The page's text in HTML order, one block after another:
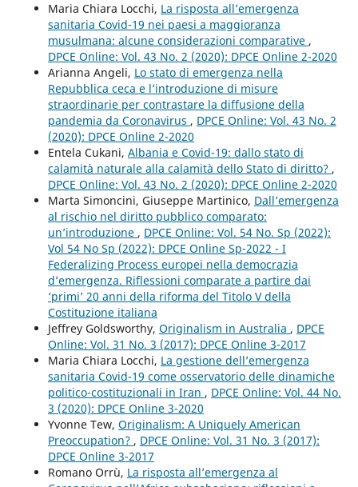
Maria Chiara Locchi, La risposta all’emergenza
sanitaria Covid-19 nei paesi a maggioranza
musulmana: alcune considerazioni comparative ,
DPCE Online: Vol. 43 No. 2 (2020): DPCE Online 2-2020
Arianna Angeli, Lo stato di emergenza nella
Repubblica ceca e l’introduzione di misure
straordinarie per contrastare la diffusione della
pandemia da Coronavirus , DPCE Online: Vol. 43 No. 2
(2020): DPCE Online 2-2020
Entela Cukani, Albania e Covid-19: dallo stato di
calamità naturale alla calamità dello Stato di diritto? ,
DPCE Online: Vol. 43 No. 2 (2020): DPCE Online 2-2020
Marta Simoncini, Giuseppe Martinico, Dall’emergenza
al rischio nel diritto pubblico comparato:
un’introduzione , DPCE Online: Vol. 54 No. Sp (2022):
Vol 54 No Sp (2022): DPCE Online Sp-2022 - I
Federalizing Process europei nella democrazia
d’emergenza. Riflessioni comparate a partire dai
‘primi’ 20 anni della riforma del Titolo V della
Costituzione italiana
Jeffrey Goldsworthy, Originalism in Australia , DPCE
Online: Vol. 31 No. 3 (2017): DPCE Online 3-2017
Maria Chiara Locchi, La gestione dell’emergenza
sanitaria Covid-19 come osservatorio delle dinamiche
politico-costituzionali in Iran , DPCE Online: Vol. 44 No.
3 (2020): DPCE Online 3-2020
Yvonne Tew, Originalism: A Uniquely American
Preoccupation? , DPCE Online: Vol. 31 No. 3 (2017):
DPCE Online 3-2017
Romano Orrù, La risposta all’emergenza al